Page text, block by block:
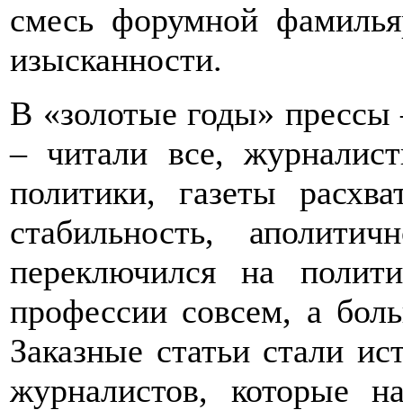
смесь форумной
изысканности.
В «золотые годы»
– читали все,
политики, газеты
стабильность,
переключился на
профессии совсем, а
Заказные статьи стали
журналистов, которые